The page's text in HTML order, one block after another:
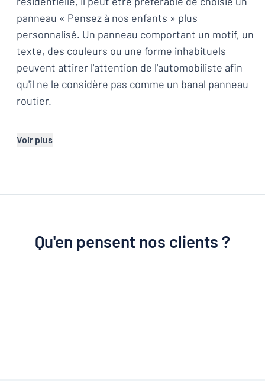
panneau « Pensez à nos enfants » plus
personnalisé. Un panneau comportant un motif, un
texte, des couleurs ou une forme inhabituels
peuvent attirer l'attention de l'automobiliste afin
qu'il ne le considère pas comme un banal panneau
routier.
Voir plus
Qu'en pensent nos clients ?